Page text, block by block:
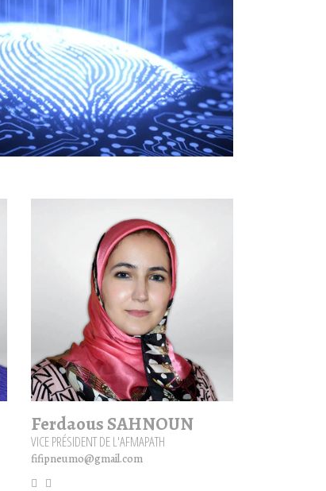
Ferdaous SAHNOUN
VICE PRÉSIDENT DE L'AFMAPATH
fifipneumo@gmail.com